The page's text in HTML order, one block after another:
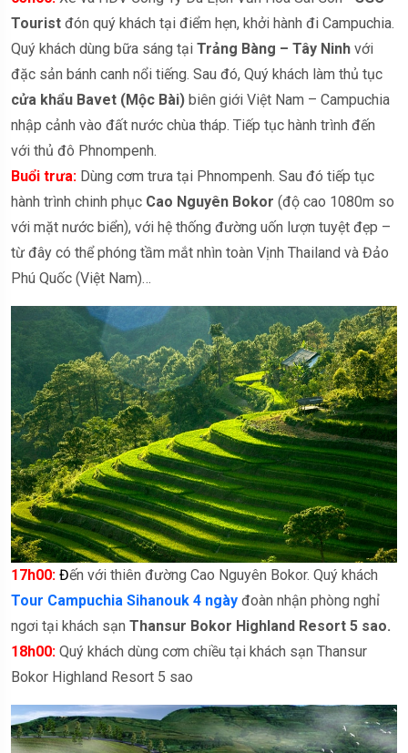
Tourist đón quý khách tại điểm hẹn, khởi hành đi Campuchia.
Quý khách dùng bữa sáng tại Trảng Bàng – Tây Ninh với
đặc sản bánh canh nổi tiếng. Sau đó, Quý khách làm thủ tục
cửa khẩu Bavet (Mộc Bài) biên giới Việt Nam – Campuchia
nhập cảnh vào đất nước chùa tháp. Tiếp tục hành trình đến
với thủ đô Phnompenh.
Buổi trưa: Dùng cơm trưa tại Phnompenh. Sau đó tiếp tục
hành trình chinh phục Cao Nguyên Bokor (độ cao 1080m so
với mặt nước biển), với hệ thống đường uốn lượn tuyệt đẹp –
từ đây có thể phóng tầm mắt nhìn toàn Vịnh Thailand và Đảo
Phú Quốc (Việt Nam)…
17h00: Đến với thiên đường Cao Nguyên Bokor. Quý khách
Tour Campuchia Sihanouk 4 ngày đoàn nhận phòng nghỉ
ngơi tại khách sạn Thansur Bokor Highland Resort 5 sao.
18h00: Quý khách dùng cơm chiều tại khách sạn Thansur
Bokor Highland Resort 5 sao